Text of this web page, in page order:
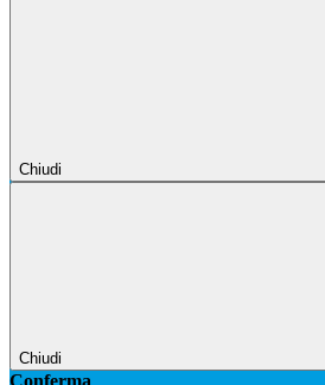
Chiudi
Chiudi